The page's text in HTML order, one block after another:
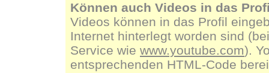
Können auch Videos in das
Videos können in das Profil
Internet hinterlegt worden sind
Service wie www.youtube.com).
entsprechenden HTML-Code